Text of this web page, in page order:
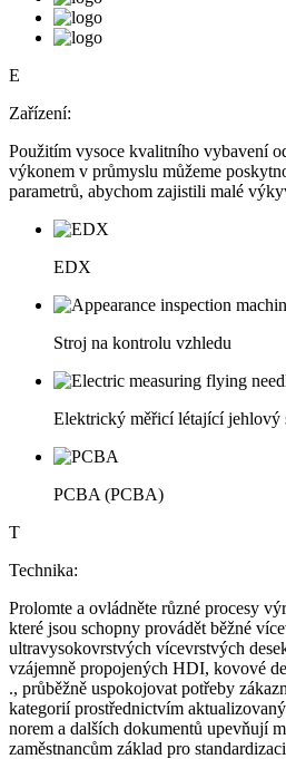
E
Zařízení:
Použitím vysoce kvalitního vybavení
výkonem v průmyslu můžeme
parametrů, abychom zajistili malé
EDX
Stroj na kontrolu vzhledu
Elektrický měřicí létající jehlový
PCBA (PCBA)
T
Technika:
Prolomte a ovládněte různé procesy
které jsou schopny provádět běžné
ultravysokovrstvých vícevrstvých
vzájemně propojených HDI, kovové
., průběžně uspokojovat potřeby
kategorií prostřednictvím
norem a dalších dokumentů upevňují
zaměstnancům základ pro